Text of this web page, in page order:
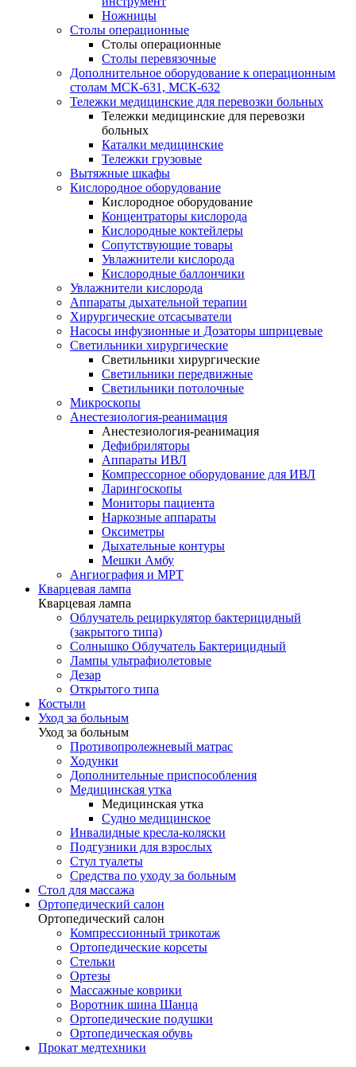
Ножницы
Столы операционные
Столы операционные
Столы перевязочные
Дополнительное оборудование к операционным
столам МСК-631, МСК-632
Тележки медицинские для перевозки больных
Тележки медицинские для перевозки
больных
Каталки медицинские
Тележки грузовые
Вытяжные шкафы
Кислородное оборудование
Кислородное оборудование
Концентраторы кислорода
Кислородные коктейлеры
Сопутствующие товары
Увлажнители кислорода
Кислородные баллончики
Увлажнители кислорода
Аппараты дыхательной терапии
Хирургические отсасыватели
Насосы инфузионные и Дозаторы шприцевые
Светильники хирургические
Светильники хирургические
Светильники передвижные
Светильники потолочные
Микроскопы
Анестезиология-реанимация
Анестезиология-реанимация
Дефибриляторы
Аппараты ИВЛ
Компрессорное оборудование для ИВЛ
Ларингоскопы
Мониторы пациента
Наркозные аппараты
Оксиметры
Дыхательные контуры
Мешки Амбу
Ангиография и МРТ
Кварцевая лампа
Кварцевая лампа
Облучатель рециркулятор бактерицидный
(закрытого типа)
Солнышко Облучатель Бактерицидный
Лампы ультрафиолетовые
Дезар
Открытого типа
Костыли
Уход за больным
Уход за больным
Противопролежневый матрас
Ходунки
Дополнительные приспособления
Медицинская утка
Медицинская утка
Судно медицинское
Инвалидные кресла-коляски
Подгузники для взрослых
Стул туалеты
Средства по уходу за больным
Cтол для массажа
Ортопедический салон
Ортопедический салон
Компрессионный трикотаж
Ортопедические корсеты
Стельки
Ортезы
Массажные коврики
Воротник шина Шанца
Ортопедические подушки
Ортопедическая обувь
Прокат медтехники